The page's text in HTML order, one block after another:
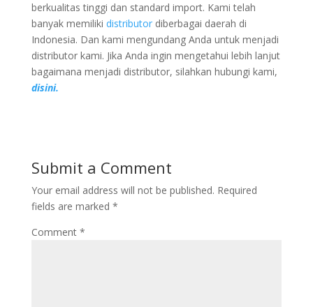
berkualitas tinggi dan standard import. Kami telah
banyak memiliki distributordiberbagai daerah di
Indonesia. Dan kami mengundang Anda untuk menjadi
distributor kami. Jika Anda ingin mengetahui lebih lanjut
bagaimana menjadi distributor, silahkan hubungi kami,
disini.
Submit a Comment
Your email address will not be published. Required
fields are marked *
Comment *